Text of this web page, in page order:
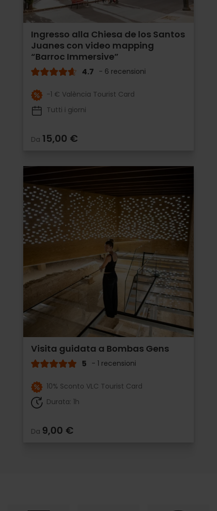
Ingresso alla Chiesa de los Santos
Juanes con video mapping
“Barroc Immersive”
4.7 - 6 recensioni
-1 € València Tourist Card
Tutti i giorni
Da 15,00 €
Visita guidata a Bombas Gens
5 - 1 recensioni
10% Sconto VLC Tourist Card
Durata: 1h
Da 9,00 €